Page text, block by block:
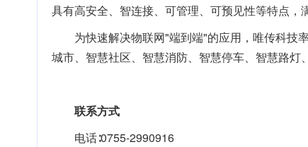
具有高安全、智连接、可管理、可预见性等特点，
为快速解决物联网"端到端"的应用，唯传科技
城市、智慧社区、智慧消防、智慧停车、智慧路灯
联系方式
电话∶0755-2990916